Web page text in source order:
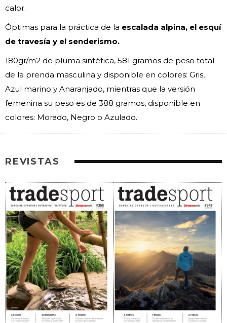
calor.
Óptimas para la práctica de la escalada alpina, el esquí
de travesía y el senderismo.
180gr/m2 de pluma sintética, 581 gramos de peso total
de la prenda masculina y disponible en colores: Gris,
Azul marino y Anaranjado, mientras que la versión
femenina su peso es de 388 gramos, disponible en
colores: Morado, Negro o Azulado.
REVISTAS